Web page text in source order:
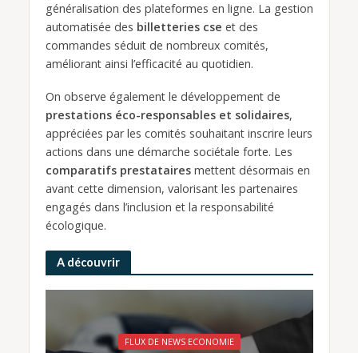
généralisation des plateformes en ligne. La gestion
automatisée des billetteries cse et des
commandes séduit de nombreux comités,
améliorant ainsi l’efficacité au quotidien.
On observe également le développement de
prestations éco-responsables et solidaires,
appréciées par les comités souhaitant inscrire leurs
actions dans une démarche sociétale forte. Les
comparatifs prestatairesmettent désormais en
avant cette dimension, valorisant les partenaires
engagés dans l’inclusion et la responsabilité
écologique.
A découvrir
FLUX DE NEWS ECONOMIE